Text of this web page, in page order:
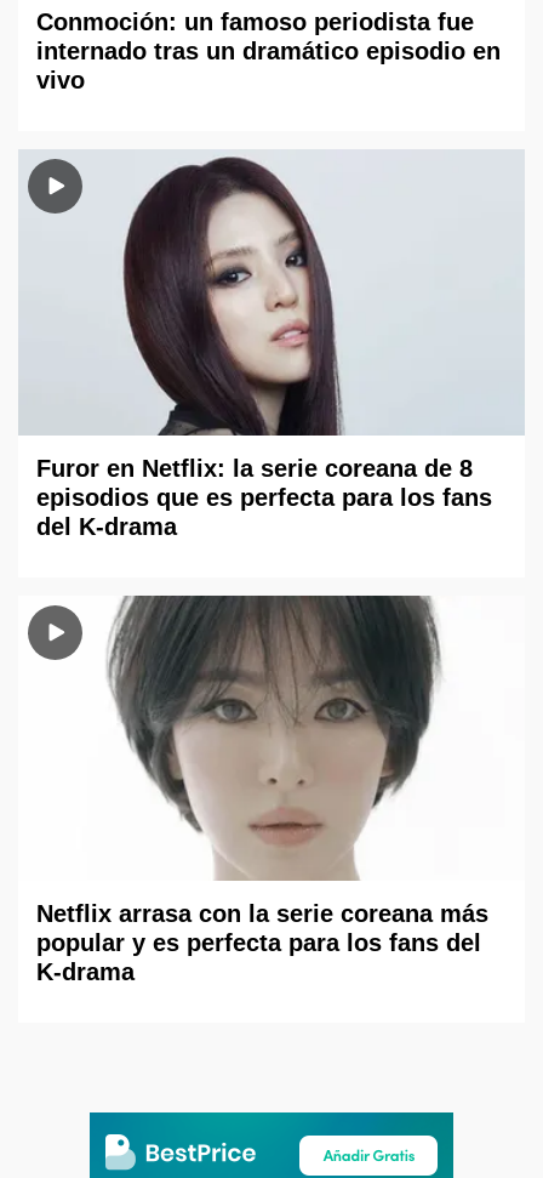
Conmoción: un famoso periodista fue
internado tras un dramático episodio en
vivo
Furor en Netflix: la serie coreana de 8
episodios que es perfecta para los fans
del K-drama
Netflix arrasa con la serie coreana más
popular y es perfecta para los fans del
K-drama